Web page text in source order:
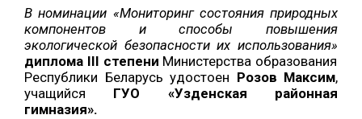
В номинации «Мониторинг состояния природных
компонентов и способы повышения
экологической безопасности их использования»
диплома III степени Министерства образования
Республики Беларусь удостоен Розов Максим,
учащийся ГУО «Узденская районная
гимназия».